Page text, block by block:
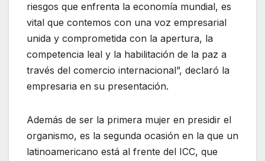
riesgos que enfrenta la economía mundial, es
vital que contemos con una voz empresarial
unida y comprometida con la apertura, la
competencia leal y la habilitación de la paz a
través del comercio internacional”, declaró la
empresaria en su presentación.
Además de ser la primera mujer en presidir el
organismo, es la segunda ocasión en la que un
latinoamericano está al frente del ICC, que